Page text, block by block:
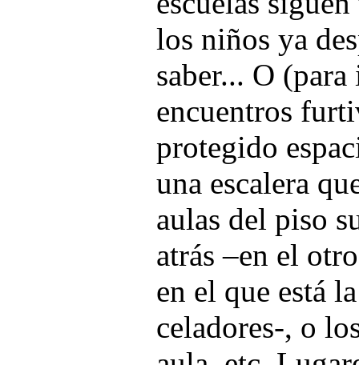
los niños ya
saber... O
encuentros
protegido
una escalera
aulas del piso
atrás –en el
en el que está
celadores-, o